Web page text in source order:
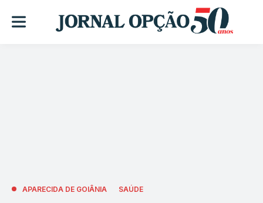
APARECIDA DE GOIÂNIA SAÚDE